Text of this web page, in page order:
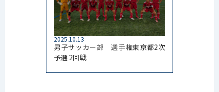
2025.10.13
男子サッカー部 選手権東京都2次
予選 2回戦